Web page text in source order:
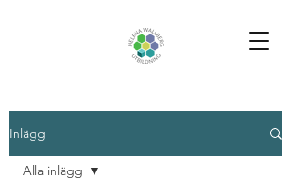
Inlägg
Alla inlägg